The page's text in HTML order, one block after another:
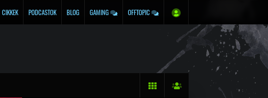
CIKKEK PODCASTOK BLOG GAMING OFFTOPIC